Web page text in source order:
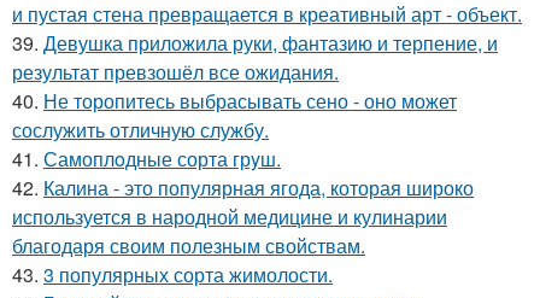
и пустая стена превращается в креативный арт - объект.
39. Девушка приложила руки, фантазию и терпение, и
результат превзошёл все ожидания.
40. Не торопитесь выбрасывать сено - оно может
сослужить отличную службу.
41. Самоплoдные сорта грyш.
42. Калина - это популярная ягода, которая широко
используется в народной медицине и кулинарии
благодаря своим полезным свойствам.
43. 3 популярных сорта жимолости.